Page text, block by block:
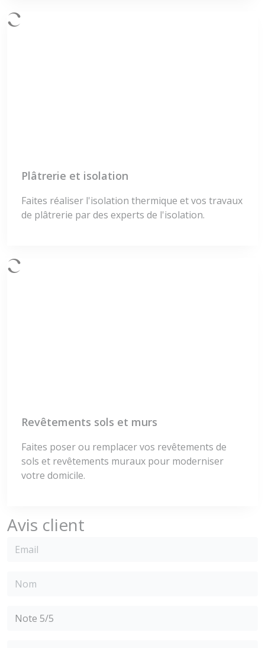
Plâtrerie et isolation
Faites réaliser l'isolation thermique et vos travaux
de plâtrerie par des experts de l'isolation.
Revêtements sols et murs
Faites poser ou remplacer vos revêtements de
sols et revêtements muraux pour moderniser
votre domicile.
Avis client